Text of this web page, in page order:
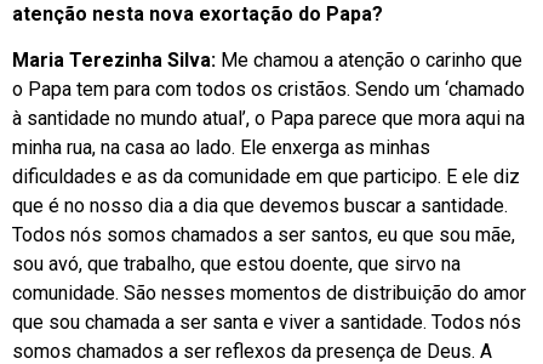
atenção nesta nova exortação do Papa?
Maria Terezinha Silva: Me chamou a atenção o carinho que
o Papa tem para com todos os cristãos. Sendo um ‘chamado
à santidade no mundo atual’, o Papa parece que mora aqui na
minha rua, na casa ao lado. Ele enxerga as minhas
dificuldades e as da comunidade em que participo. E ele diz
que é no nosso dia a dia que devemos buscar a santidade.
Todos nós somos chamados a ser santos, eu que sou mãe,
sou avó, que trabalho, que estou doente, que sirvo na
comunidade. São nesses momentos de distribuição do amor
que sou chamada a ser santa e viver a santidade. Todos nós
somos chamados a ser reflexos da presença de Deus. A